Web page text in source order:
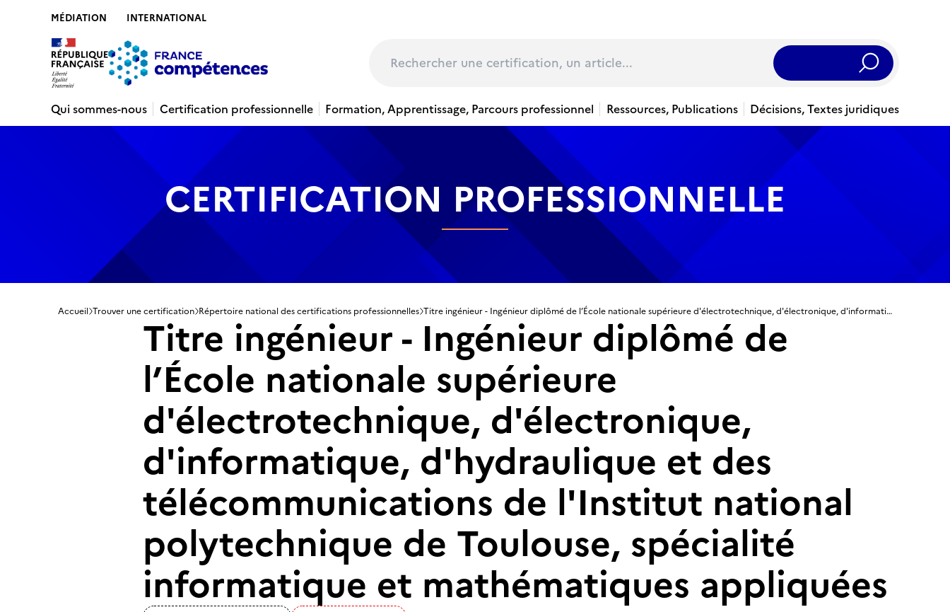
MÉDIATION INTERNATIONAL
Rechercher
Qui sommes-nous
Certification professionnelle Formation, Apprentissage, Parcours professionnel Ressources, Publications Décisions, Textes juridiques
CERTIFICATION PROFESSIONNELLE
Accueil Trouver une certification Répertoire national des certifications professionnelles Titre ingénieur - Ingénieur diplômé de l’École nationale supérieure d'électrotechnique, d'électronique, d'informatique, d'hydraulique et des télécommunications de l'Institut national polytechnique de Toulouse, spécialité informatique et mathématiques appliquées
Titre ingénieur - Ingénieur diplômé de
l’École nationale supérieure
d'électrotechnique, d'électronique,
d'informatique, d'hydraulique et des
télécommunications de l'Institut national
polytechnique de Toulouse, spécialité
informatique et mathématiques appliquées